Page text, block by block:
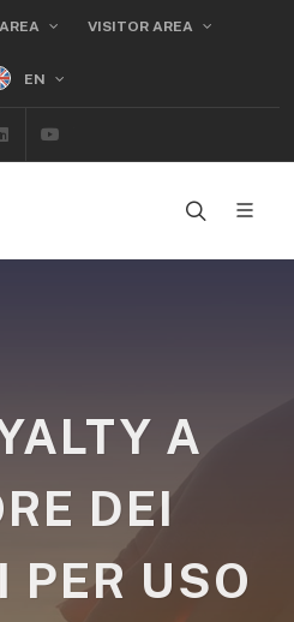
VISITOR AREA
EN
Linkedin
A
DEI
PER USO